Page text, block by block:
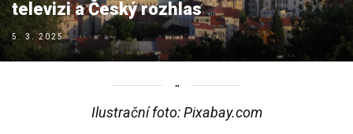
televizi a Český rozhlas
5. 3. 2025
Ilustrační foto: Pixabay.com